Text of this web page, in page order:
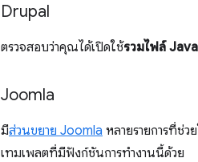
Drupal
ตรวจสอบว่าคุณได้เปิดใช้รวมไฟล์
Joomla
มีส่วนขยาย Joomla หลายรายการที่ช่ว
เทมเพลตที่มีฟังก์ชันการทำงานนี้ด้วย